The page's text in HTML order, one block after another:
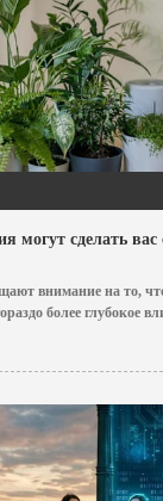
могут сделать
внимание на то,
более глубокое